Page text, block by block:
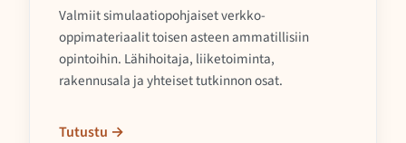
Valmiit simulaatiopohjaiset verkko-
oppimateriaalit toisen asteen ammatillisiin
opintoihin. Lähihoitaja, liiketoiminta,
rakennusala ja yhteiset tutkinnon osat.
Tutustu →